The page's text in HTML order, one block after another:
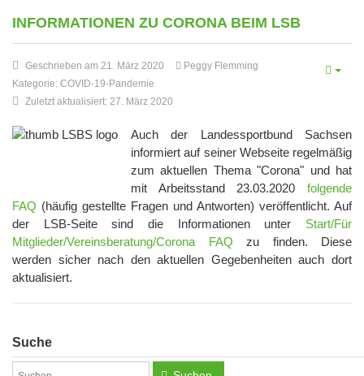
INFORMATIONEN ZU CORONA BEIM LSB
Geschrieben am 21. März 2020
Peggy Flemming
Kategorie: COVID-19-Pandemie
Zuletzt aktualisiert: 27. März 2020
Auch der Landessportbund Sachsen
informiert auf seiner Webseite regelmäßig
zum aktuellen Thema "Corona" und hat
mit Arbeitsstand 23.03.2020 folgende
FAQ (häufig gestellte Fragen und Antworten) veröffentlicht. Auf
der LSB-Seite sind die Informationen unter Start/Für
Mitglieder/Vereinsberatung/Corona FAQ zu finden. Diese
werden sicher nach den aktuellen Gegebenheiten auch dort
aktualisiert.
Suche